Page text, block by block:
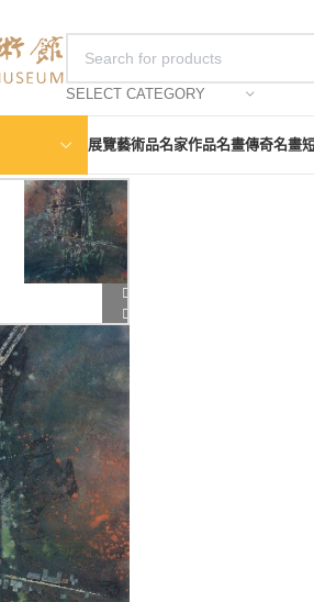
SELECT CATEGORY
展覽藝術品名家作品名畫傳奇名畫